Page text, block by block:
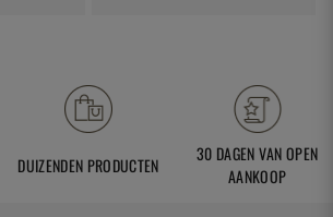
DUIZENDEN PRODUCTEN
30 DAGEN VAN OPEN
AANKOOP